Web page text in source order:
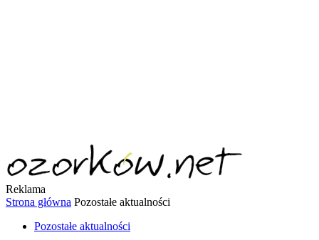
Reklama
Strona główna Pozostałe aktualności
Pozostałe aktualności